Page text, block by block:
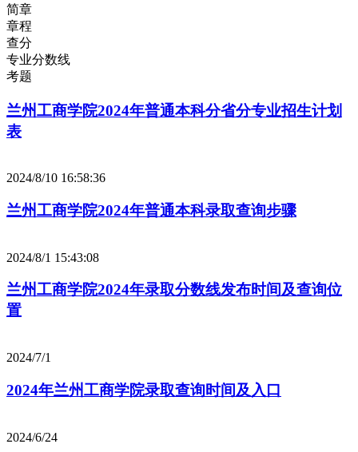
简章
章程
查分
专业分数线
考题
兰州工商学院2024年普通本科分省分专业招生计划
表
2024/8/10 16:58:36
兰州工商学院2024年普通本科录取查询步骤
2024/8/1 15:43:08
兰州工商学院2024年录取分数线发布时间及查询位
置
2024/7/1
2024年兰州工商学院录取查询时间及入口
2024/6/24